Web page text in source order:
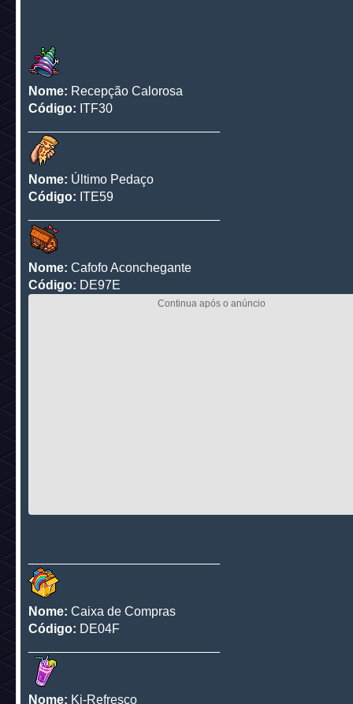
Nome: Recepção Calorosa
Código: ITF30
Nome: Último Pedaço
Código: ITE59
Nome: Cafofo Aconchegante
Código: DE97E
Nome: Caixa de Compras
Código: DE04F
Nome: Ki-Refresco